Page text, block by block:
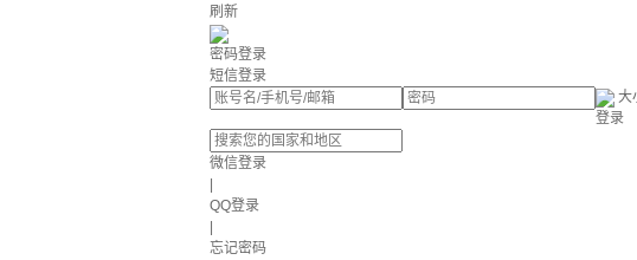
刷新
密码登录
短信登录
大
登录
微信登录
QQ登录
忘记密码